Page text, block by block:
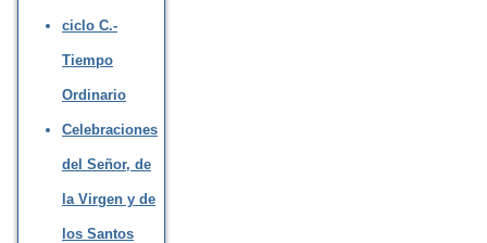
ciclo C.-
Tiempo
Ordinario
Celebraciones
del Señor, de
la Virgen y de
los Santos